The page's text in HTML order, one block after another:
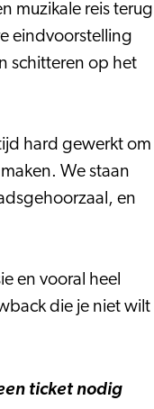
muzikale reis terug
eindvoorstelling
schitteren op het
hard gewerkt om
We staan
en
en vooral heel
die je niet wilt
ticket nodig